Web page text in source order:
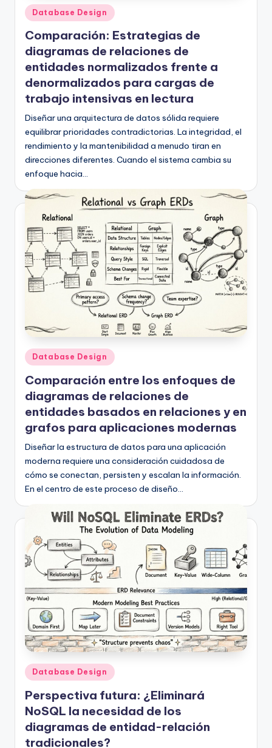
a
t
e
s
Publicado
en
Database Design
Comparación: Estrategias de
diagramas de relaciones de
entidades normalizados frente a
denormalizados para cargas de
trabajo intensivas en lectura
Diseñar una arquitectura de datos sólida requiere
equilibrar prioridades contradictorias. La integridad, el
rendimiento y la mantenibilidad a menudo tiran en
direcciones diferentes. Cuando el sistema cambia su
enfoque hacia…
Publicado
en
Database Design
Comparación entre los enfoques de
diagramas de relaciones de
entidades basados en relaciones y en
grafos para aplicaciones modernas
Diseñar la estructura de datos para una aplicación
moderna requiere una consideración cuidadosa de
cómo se conectan, persisten y escalan la información.
En el centro de este proceso de diseño…
Publicado
en
Database Design
Perspectiva futura: ¿Eliminará
NoSQL la necesidad de los
diagramas de entidad-relación
tradicionales?